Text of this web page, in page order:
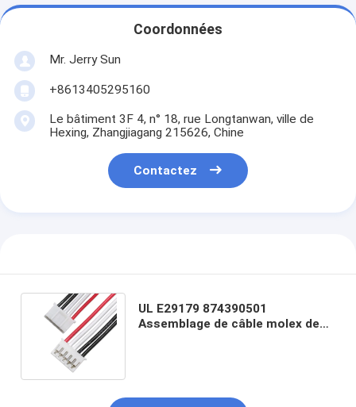
Coordonnées
Mr. Jerry Sun
+8613405295160
Le bâtiment 3F 4, n° 18, rue Longtanwan, ville de
Hexing, Zhangjiagang 215626, Chine
Contactez
UL E29179 874390501
Assemblage de câble molex de